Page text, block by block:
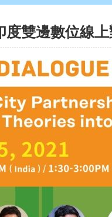
度雙邊數位線